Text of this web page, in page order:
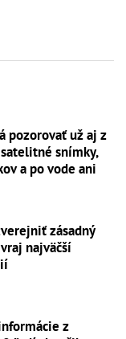
pozorovať už aj z
snímky,
a po vode ani
zásadný
najväčší
z